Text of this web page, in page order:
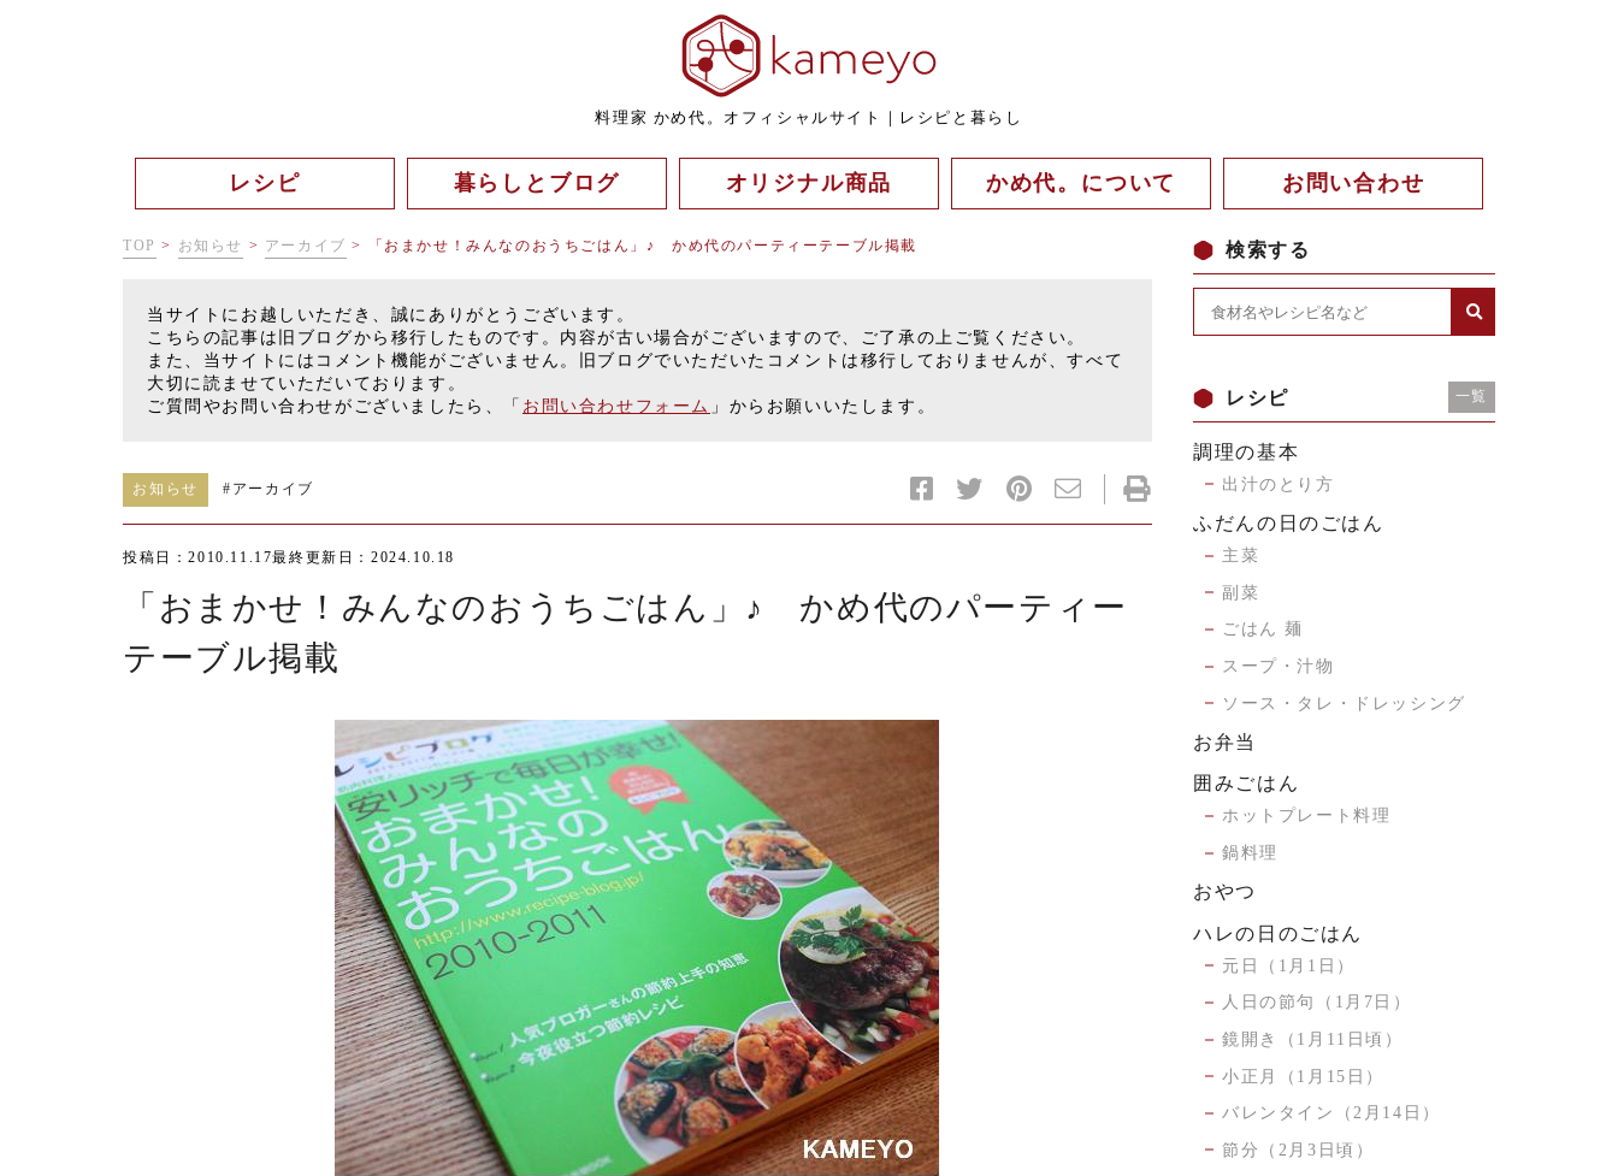
料理家 かめ代。オフィシャルサイト｜レシピと暮らし
レシピ 暮らしとブログ オリジナル商品 かめ代。について お問い合わせ
TOP > お知らせ > アーカイブ > 「おまかせ！みんなのおうちごはん」♪ かめ代のパーティーテーブル掲載
当サイトにお越しいただき、誠にありがとうございます。
こちらの記事は旧ブログから移行したものです。内容が古い場合がございますので、ご了承の上ご覧ください。
また、当サイトにはコメント機能がございません。旧ブログでいただいたコメントは移行しておりませんが、すべて
大切に読ませていただいております。
ご質問やお問い合わせがございましたら、「 お問い合わせフォーム 」からお願いいたします。
お知らせ # アーカイブ
投稿日：2010.11.17最終更新日：2024.10.18
「おまかせ！みんなのおうちごはん」♪ かめ代のパーティー
テーブル掲載
検索する
レシピ 一覧
調理の基本
出汁のとり方
ふだんの日のごはん
主菜
副菜
ごはん 麺
スープ・汁物
ソース・タレ・ドレッシング
お弁当
囲みごはん
ホットプレート料理
鍋料理
おやつ
ハレの日のごはん
元日（1月1日）
人日の節句（1月7日）
鏡開き（1月11日頃）
小正月（1月15日）
バレンタイン（2月14日）
節分（2月3日頃）